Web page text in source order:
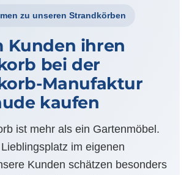
zu unseren Strandkörben
Kunden ihren
bei der
Manufaktur
kaufen
ist mehr als ein Gartenmöbel.
im eigenen
Kunden schätzen besonders